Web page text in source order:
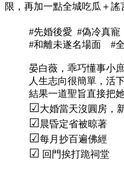
限，再加一點全城吃瓜＋謠
#先婚後愛 #偽冷真寵
#和離未遂名場面
#
晏白薇，乖巧懂事小
人生志向很簡單，活
結果一道聖旨直接把
☑大婚當天沒圓房，
☑ 晨昏定省被晾著
☑每月抄百遍佛經
☑ 回門挨打跪祠堂